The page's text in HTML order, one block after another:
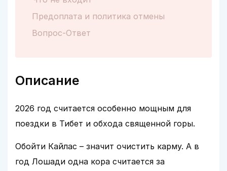
Описание
2026 год считается особенно мощным для
поездки в Тибет и обхода священной горы.
Обойти Кайлас – значит очистить карму. А в
год Лошади одна кора считается за
Предоплата и политика отмены
Вопрос-Ответ